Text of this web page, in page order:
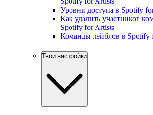
Уровни доступа в Spotify
Как удалить участников
Spotify for Artists
Команды лейблов в Spotify
Твои настройки